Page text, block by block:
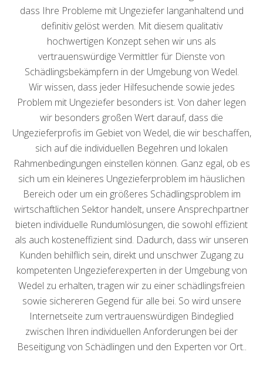
dass Ihre Probleme mit Ungeziefer langanhaltend und
definitiv gelöst werden. Mit diesem qualitativ
hochwertigen Konzept sehen wir uns als
vertrauenswürdige Vermittler für Dienste von
Schädlingsbekämpfern in der Umgebung von Wedel.
Wir wissen, dass jeder Hilfesuchende sowie jedes
Problem mit Ungeziefer besonders ist. Von daher legen
wir besonders großen Wert darauf, dass die
Ungezieferprofis im Gebiet von Wedel, die wir beschaffen,
sich auf die individuellen Begehren und lokalen
Rahmenbedingungen einstellen können. Ganz egal, ob es
sich um ein kleineres Ungezieferproblem im häuslichen
Bereich oder um ein größeres Schädlingsproblem im
wirtschaftlichen Sektor handelt, unsere Ansprechpartner
bieten individuelle Rundumlösungen, die sowohl effizient
als auch kosteneffizient sind. Dadurch, dass wir unseren
Kunden behilflich sein, direkt und unschwer Zugang zu
kompetenten Ungezieferexperten in der Umgebung von
Wedel zu erhalten, tragen wir zu einer schädlingsfreien
sowie sichereren Gegend für alle bei. So wird unsere
Internetseite zum vertrauenswürdigen Bindeglied
zwischen Ihren individuellen Anforderungen bei der
Beseitigung von Schädlingen und den Experten vor Ort..